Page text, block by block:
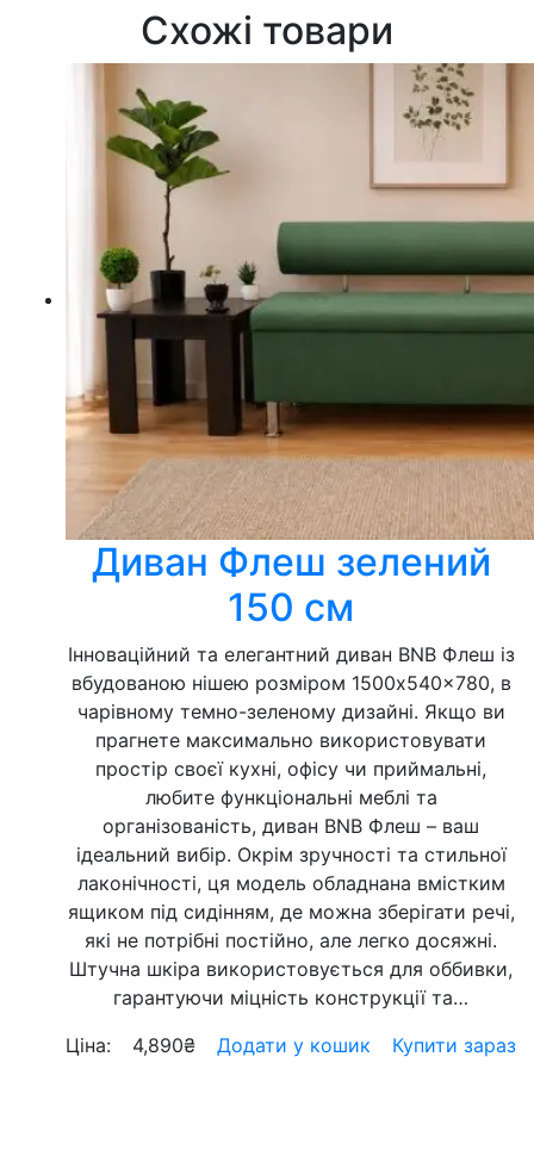
Схожі товари
Диван Флеш зелений
150 см
Інноваційний та елегантний диван BNB Флеш із
вбудованою нішею розміром 1500x540x780, в
чарівному темно-зеленому дизайні. Якщо ви
прагнете максимально використовувати
простір своєї кухні, офісу чи приймальні,
любите функціональні меблі та
організованість, диван BNB Флеш – ваш
ідеальний вибір. Окрім зручності та стильної
лаконічності, ця модель обладнана вмістким
ящиком під сидінням, де можна зберігати речі,
які не потрібні постійно, але легко досяжні.
Штучна шкіра використовується для оббивки,
гарантуючи міцність конструкції та…
Ціна:
4,890₴ Додати у кошик Купити зараз